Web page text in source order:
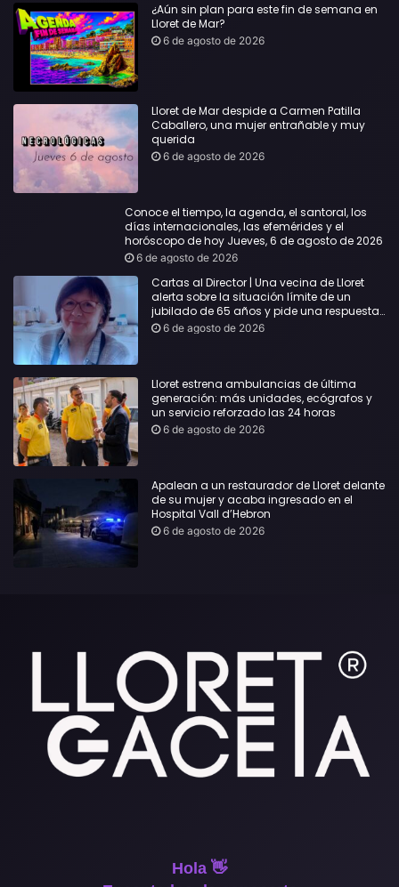
¿Aún sin plan para este fin de semana en
Lloret de Mar?
6 de agosto de 2026
Lloret de Mar despide a Carmen Patilla
Caballero, una mujer entrañable y muy
querida
6 de agosto de 2026
Conoce el tiempo, la agenda, el santoral, los
días internacionales, las efemérides y el
horóscopo de hoy Jueves, 6 de agosto de 2026
6 de agosto de 2026
Cartas al Director | Una vecina de Lloret
alerta sobre la situación límite de un
jubilado de 65 años y pide una respuesta
urgente
6 de agosto de 2026
Lloret estrena ambulancias de última
generación: más unidades, ecógrafos y
un servicio reforzado las 24 horas
6 de agosto de 2026
Apalean a un restaurador de Lloret delante
de su mujer y acaba ingresado en el
Hospital Vall d’Hebron
6 de agosto de 2026
Hola 👋